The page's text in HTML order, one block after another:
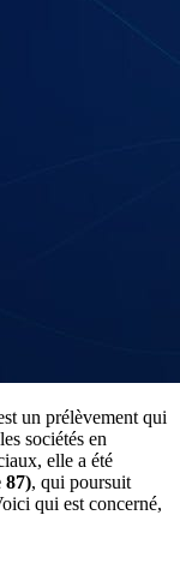
un prélèvement qui
sociétés en
elle a été
87), qui poursuit
qui est concerné,